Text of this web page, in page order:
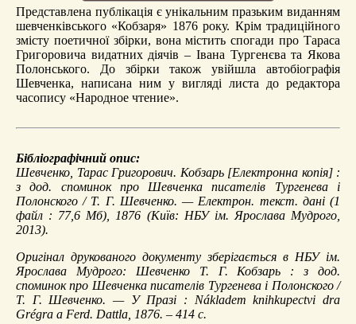
Представлена публікація є унікальним празьким виданням
шевченківського «Кобзаря» 1876 року. Крім традиційного
змісту поетичної збірки, вона містить спогади про Тараса
Григоровича видатних діячів – Івана Тургенєва та Якова
Полонського. До збірки також увійшла автобіографія
Шевченка, написана ним у вигляді листа до редактора
часопису «Народное чтение».
Бібліографічний опис:
Шевченко, Тарас Григорович. Кобзарь[Електронна копія] :
з дод. споминок про Шевченка писателів Тургенева і
Полонского / Т. Г. Шевченко. — Електрон. текст. дані (1
файл : 77,6 Мб), 1876 (Київ: НБУ ім. Ярослава Мудрого,
2013).
Оригінал друкованого документу зберігається в НБУ ім.
Ярослава Мудрого: Шевченко Т. Г. Кобзарь : з дод.
споминок про Шевченка писателів Тургенева і Полонского /
Т. Г. Шевченко. — У Празі : Nákladem knihkupectvi dra
Grégra a Ferd. Dattla, 1876. – 414 с.